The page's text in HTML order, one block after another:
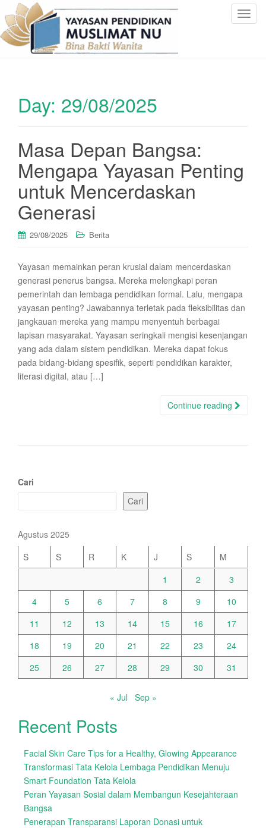
T
Day: 29/08/2025
Masa Depan Bangsa:
Mengapa Yayasan Penting
untuk Mencerdaskan
Generasi
29/08/2025 Berita
Yayasan memainkan peran krusial dalam mencerdaskan
generasi penerus bangsa. Mereka melengkapi peran
pemerintah dan lembaga pendidikan formal. Lalu, mengapa
yayasan penting? Jawabannya terletak pada fleksibilitas dan
jangkauan mereka yang mampu menyentuh berbagai
lapisan masyarakat. Yayasan seringkali mengisi kesenjangan
yang ada dalam sistem pendidikan. Mereka dapat fokus
pada bidang-bidang spesifik, seperti pendidikan karakter,
literasi digital, atau […]
Continue reading
Cari
Cari
Agustus 2025
S
S R K J S
M
1
2
3
4
5 6 7 8 9
10
11
12 13 14 15 16
17
18
19 20 21 22 23
24
25
26 27 28 29 30 31
« Jul Sep »
Recent Posts
Facial Skin Care Tips for a Healthy, Glowing Appearance
Transformasi Tata Kelola Lembaga Pendidikan Menuju
Smart Foundation Tata Kelola
Peran Yayasan Sosial dalam Membangun Kesejahteraan
Bangsa
Penerapan Transparansi Laporan Donasi untuk